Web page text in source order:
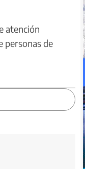
atención
personas de